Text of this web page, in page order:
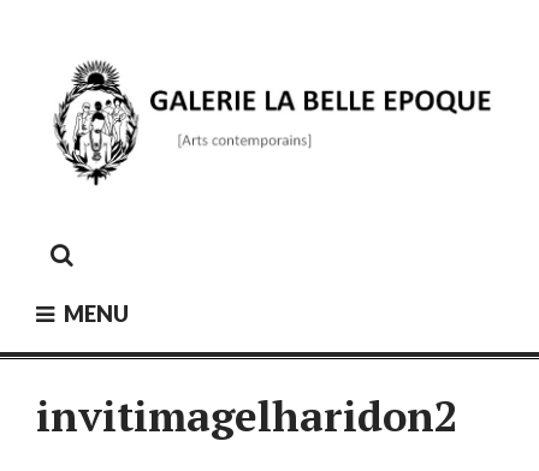
MENU
invitimagelharidon2